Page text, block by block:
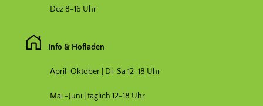
Dez 8-16 Uhr
Info & Hofladen
April-Oktober | Di-Sa 12-18 Uhr
Mai -Juni | täglich 12-18 Uhr